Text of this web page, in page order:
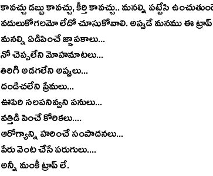
కావచ్చు డబ్బు కావచ్చు, కీర్తి కావచ్చు.. మనల్ని పట్టేసి
వదులుకోగలమో లేదో చూసుకోవాలి. అప్పుడే మనము ఈ
మనల్ని ఏడిపించే జ్ఞాపకాలు...
నో చెప్పలేని మోహమాటలు...
తిరిగి అడగలేని అప్పులు...
దండిచలేని ప్రేమలు...
ఊపిరి సలపనివ్వని పనులు...
వత్తిడి పెంచే కోరికలు....
ఆరోగ్యాన్ని హరించే సంపాదనలు...
పేరు వెంట చేసే పరుగులు....
అన్నీ మంకీ ట్రాప్ లే.